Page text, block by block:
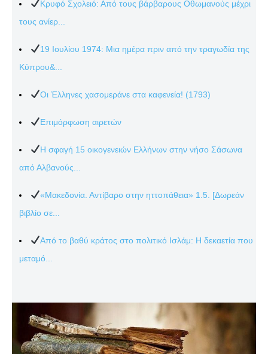
Κρυφό Σχολειό: Από τους βάρβαρους Οθωμανούς μέχρι
τους ανίερ...
19 Ιουλίου 1974: Μια ημέρα πριν από την τραγωδία της
Κύπρου&...
Οι Έλληνες χασομεράνε στα καφενεία! (1793)
Επιμόρφωση αιρετών
Η σφαγή 15 οικογενειών Ελλήνων στην νήσο Σάσωνα
από Αλβανούς...
«Μακεδονία. Αντίβαρο στην ηττοπάθεια» 1.5. [Δωρεάν
βιβλίο σε...
Από το βαθύ κράτος στο πολιτικό Ισλάμ: Η δεκαετία που
μεταμό...